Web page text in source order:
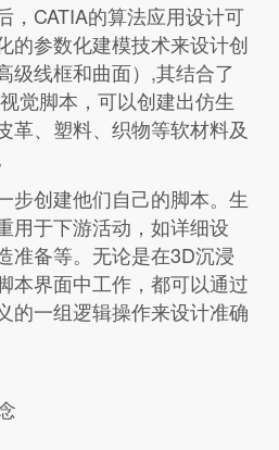
，CATIA的算法应用设计可
的参数化建模技术来设计创
级线框和曲面）,其结合了
觉脚本，可以创建出仿生
革、塑料、织物等软材料及
步创建他们自己的脚本。生
用于下游活动，如详细设
准备等。无论是在3D沉浸
本界面中工作，都可以通过
的一组逻辑操作来设计准确